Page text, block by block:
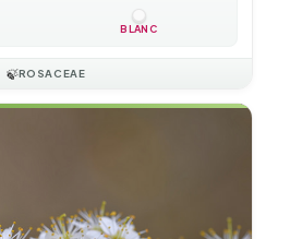
BLANC
🍃ROSACEAE